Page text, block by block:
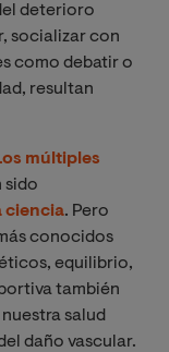
deterioro
socializar con
como debatir o
resultan
múltiples
sido
ciencia. Pero
conocidos
equilibrio,
también
salud
daño vascular.